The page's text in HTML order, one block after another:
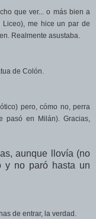
que ver... o más bien a
me hice un par de
Realmente asustaba.
de Colón.
pero, cómo no, perra
pasó en Milán). Gracias,
aunque llovía (no
y no paró hasta un
de entrar, la verdad.